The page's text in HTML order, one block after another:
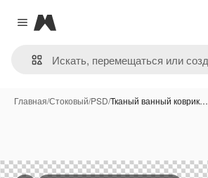
Close menu
Magnific
Главная/Стоковый/PSD/Тканый ванный коврик…